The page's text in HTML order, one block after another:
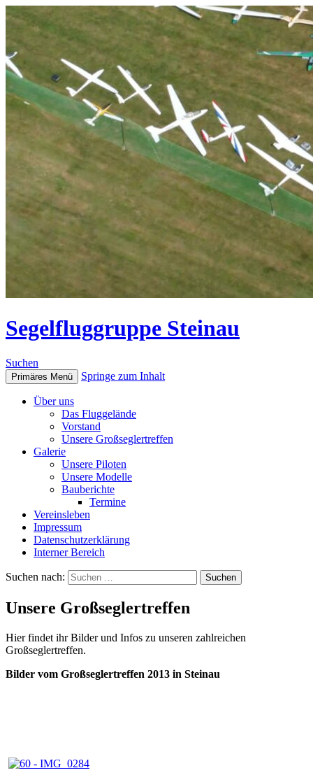
Segelfluggruppe Steinau
Suchen
Primäres Menü Springe zum Inhalt
Über uns
Das Fluggelände
Vorstand
Unsere Großseglertreffen
Galerie
Unsere Piloten
Unsere Modelle
Bauberichte
Termine
Vereinsleben
Impressum
Datenschutzerklärung
Interner Bereich
Suchen nach:
Unsere Großseglertreffen
Hier findet ihr Bilder und Infos zu unseren zahlreichen
Großseglertreffen.
Bilder vom Großseglertreffen 2013 in Steinau